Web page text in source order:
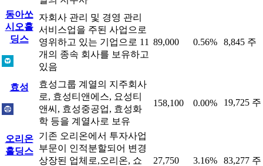
동아쏘
시오홀
딩스
자회사 관리 및 경영 관리
서비스업을 주된 사업으로
영위하고 있는 기업으로 11
개의 종속 회사를 보유하고
있음
89,000 0.56% 8,845 주
효성
효성그룹 계열의 지주회사
로, 효성티앤에스, 요성티
앤씨, 효성중공업, 효성화
학 등을 계열사로 보유
158,100 0.00% 19,725 주
오리온
홀딩스
기존 오리온에서 투자사업
부문이 인적분할되어 변경
상장된 업체로,오리온, 쇼
27,750 3.16% 83,277 주